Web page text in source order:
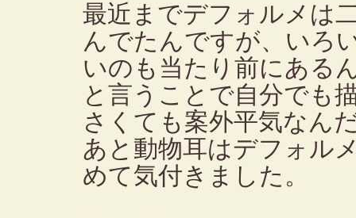
最近までデフォルメは
んでたんですが、いろ
いのも当たり前にある
と言うことで自分でも
さくても案外平気なん
あと動物耳はデフォル
めて気付きました。